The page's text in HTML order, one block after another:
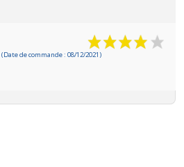
(Date de commande : 08/12/2021)